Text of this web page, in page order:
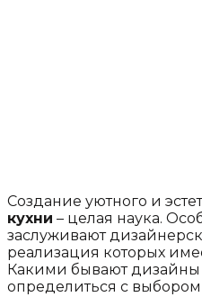
Создание уютного и
кухни – целая наука.
заслуживают
реализация которых
Какими бывают дизайны
определиться с выбором